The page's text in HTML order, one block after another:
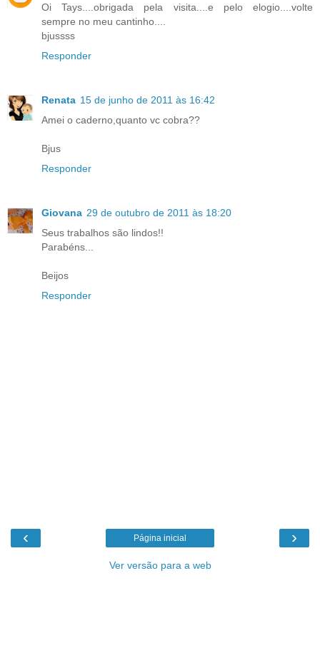
Oi Tays....obrigada pela visita....e pelo elogio....volte
sempre no meu cantinho....
bjussss
Responder
Renata 15 de junho de 2011 às 16:42
Amei o caderno,quanto vc cobra??
Bjus
Responder
Giovana 29 de outubro de 2011 às 18:20
Seus trabalhos são lindos!!
Parabéns...
Beijos
Responder
‹ ›
Página inicial
Ver versão para a web